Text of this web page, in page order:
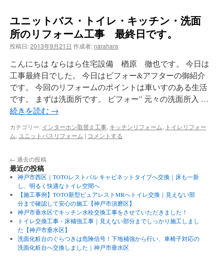
ユニットバス・トイレ・キッチン・洗面
所のリフォーム工事 最終日です。
投稿日:2013年9月21日 作成者: narahara
こんにちは ならはら住宅設備 楢原 徹也です。 今日は
工事最終日でした。 今日はビフォー&アフターの御紹介
です。 今回のリフォームのポイントは車いすのある生活
です。 まずは洗面所です。 ビフォー” 元々の洗面所入 …
続きを読む →
カテゴリー: インターホン取替え工事, キッチンリフォーム, トイレリフォー
ム, ユニットバスリフォーム | コメントする
← 過去の投稿
最近の投稿
神戸市西区｜TOTOレストパル キャビネットタイプへ交換｜床も一新
し、明るく快適なトイレ空間へ
【施工事例】TOTO新型ピュアレストMRへトイレ交換｜見えない部
分まで確認して安心の施工【神戸市須磨区】
神戸市垂水区でキッチン水栓交換工事をさせていただきました！
トイレ交換工事・床補強工事｜見えない部分までしっかり施工しまし
た【神戸市垂水区】
洗面化粧台のぐらつきは危険信号！下地補強から行い、車椅子対応の
洗面化粧台へ交換しました｜神戸市垂水区